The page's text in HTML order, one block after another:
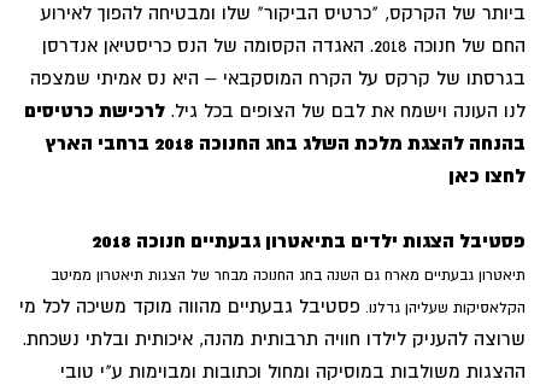
ביותר של הקרקס, "כרטיס הביקור" שלו ומבטיחה להפוך לאירוע
החם של חנוכה 2018. האגדה הקסומה של הנס כריסטיאן אנדרסן
בגרסתו של קרקס על הקרח המוסקבאי – היא נס אמיתי שמצפה
לנו העונה וישמח את לבם של הצופים בכל גיל. לרכישת כרטיסים
בהנחה להצגת מלכת השלג בחג החנוכה 2018 ברחבי הארץ
לחצו כאן
פסטיבל הצגות ילדים בתיאטרון גבעתיים חנוכה 2018
תיאטרון גבעתיים מארח גם השנה בחג החנוכה מבחר של הצגות תיאטרון ממיטב
הקלאסיקות שעליהן גדלנו. פסטיבל גבעתיים מהווה מוקד משיכה לכל מי
שרוצה להעניק לילדו חוויה תרבותית מהנה, איכותית ובלתי נשכחת.
ההצגות משולבות במוסיקה ומחול וכתובות ומבוימות ע"י טובי